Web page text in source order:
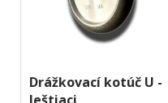
Drážkovací kotúč U -